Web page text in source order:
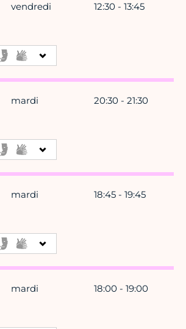
vendredi 12:30 - 13:45
mardi 20:30 - 21:30
mardi 18:45 - 19:45
mardi 18:00 - 19:00